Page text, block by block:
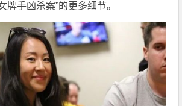
牌手凶杀案”的更多细节。